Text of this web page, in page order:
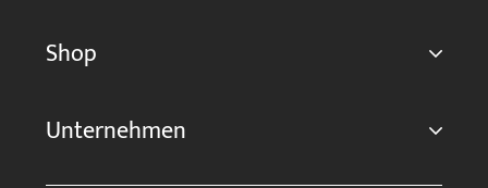
Shop
Unternehmen